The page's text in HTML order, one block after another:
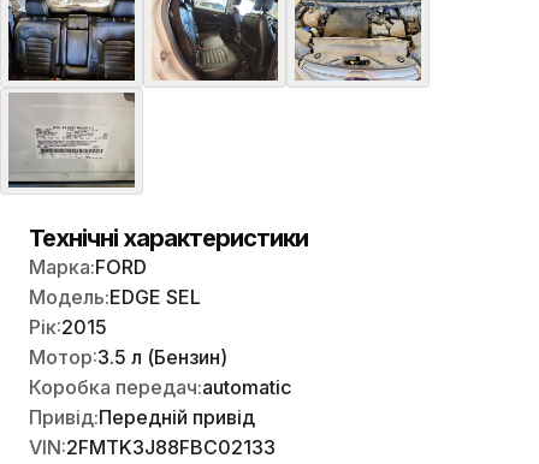
Технічні характеристики
Марка:FORD
Модель:EDGE SEL
Рік:2015
Мотор:3.5 л (Бензин)
Коробка передач:automatic
Привід:Передній привід
VIN:2FMTK3J88FBC02133